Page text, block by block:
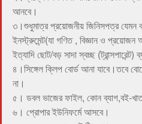
আনবে।
৩।শুধুমাত্র প্রয়োজনীয় জিনিসপত্র যেমন
ইনস্ট্রুমেন্ট(যা গণিত , বিজ্ঞান ও প্রয়োজন
ইত্যাদি ছোট/বড় সাদা স্বচ্ছ (ট্রান্সপারেন্ট)
৪।সিঙ্গেল ক্লিপ বোর্ড আনা যাবে।তবে
না।
৫। ডবল ভাজের ফাইল, কোন ব্যাগ,বই-
৬। প্রোপার ইউনিফর্মে আসবে।